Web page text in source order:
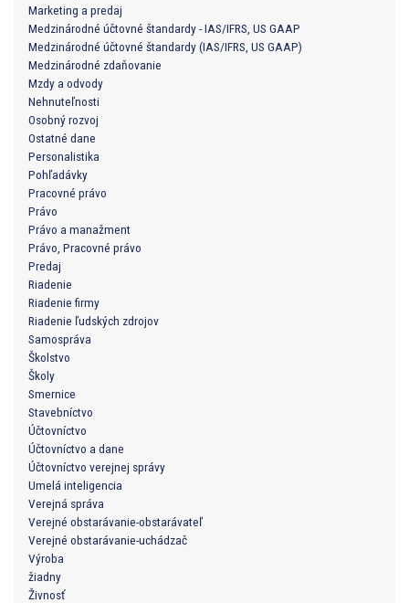
Marketing a predaj
Medzinárodné účtovné štandardy - IAS/IFRS, US GAAP
Medzinárodné účtovné štandardy (IAS/IFRS, US GAAP)
Medzinárodné zdaňovanie
Mzdy a odvody
Nehnuteľnosti
Osobný rozvoj
Ostatné dane
Personalistika
Pohľadávky
Pracovné právo
Právo
Právo a manažment
Právo, Pracovné právo
Predaj
Riadenie
Riadenie firmy
Riadenie ľudských zdrojov
Samospráva
Školstvo
Školy
Smernice
Stavebníctvo
Účtovníctvo
Účtovníctvo a dane
Účtovníctvo verejnej správy
Umelá inteligencia
Verejná správa
Verejné obstarávanie-obstarávateľ
Verejné obstarávanie-uchádzač
Výroba
žiadny
Živnosť